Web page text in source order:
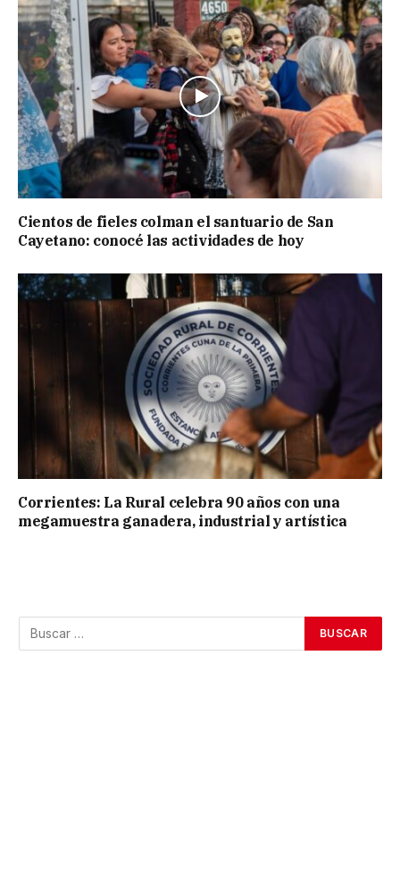
Cientos de fieles colman el santuario de San
Cayetano: conocé las actividades de hoy
Corrientes: La Rural celebra 90 años con una
megamuestra ganadera, industrial y artística